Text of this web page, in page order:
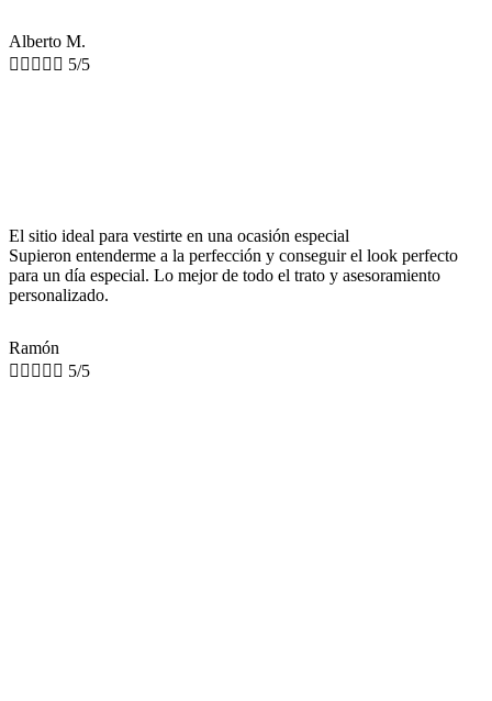
Alberto M.
     5/5
El sitio ideal para vestirte en una ocasión especial
Supieron entenderme a la perfección y conseguir el look perfecto
para un día especial. Lo mejor de todo el trato y asesoramiento
personalizado.
Ramón
     5/5